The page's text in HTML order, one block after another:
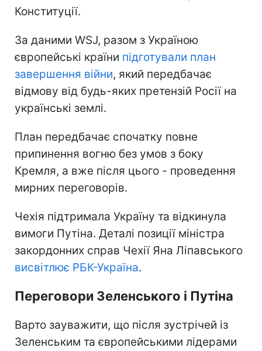
Конституції.
За даними WSJ, разом з Україною
європейські країни підготували план
завершення війни, який передбачає
відмову від будь-яких претензій Росії на
українські землі.
План передбачає спочатку повне
припинення вогню без умов з боку
Кремля, а вже після цього - проведення
мирних переговорів.
Чехія підтримала Україну та відкинула
вимоги Путіна. Деталі позиції міністра
закордонних справ Чехії Яна Ліпавського
висвітлює РБК-Україна.
Переговори Зеленського і Путіна
Варто зауважити, що після зустрічей із
Зеленським та європейськими лідерами